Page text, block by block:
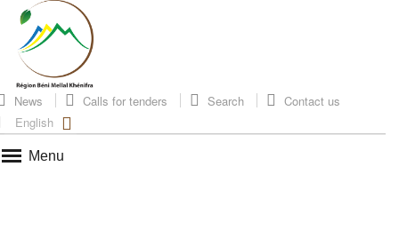
News Calls for tenders Search
Contact us
English
Menu